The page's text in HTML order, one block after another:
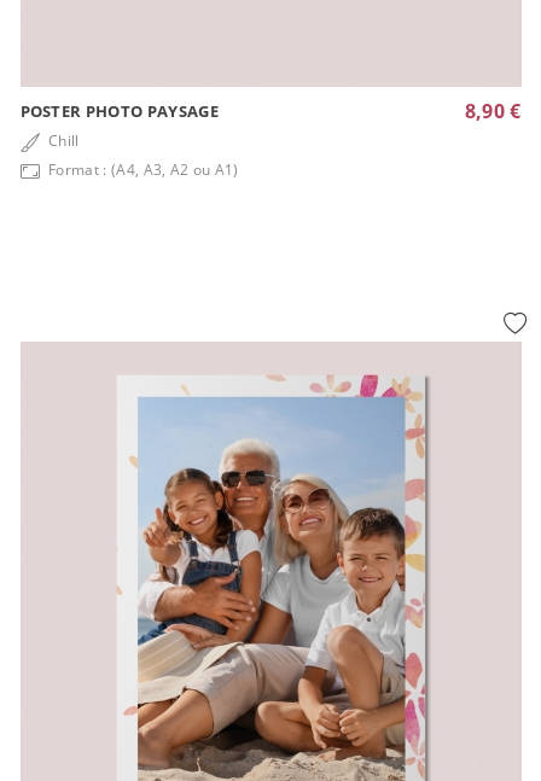
POSTER PHOTO PAYSAGE
Chill
Format : (A4, A3, A2 ou A1)
8,90 €